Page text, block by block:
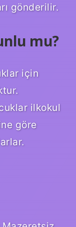
gönderilir.
mu?
için
ilkokul
göre